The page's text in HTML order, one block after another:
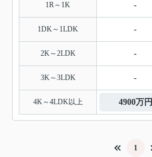
1R～1K -
1DK～1LDK -
2K～2LDK -
3K～3LDK -
4K～4LDK以上 4900万円
1